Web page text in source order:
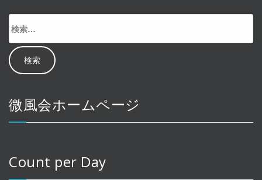
検
索:
微風会ホームページ
Count per Day